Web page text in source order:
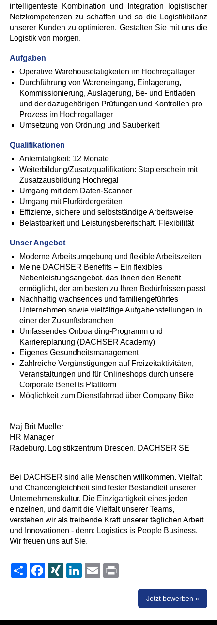
intelligenteste Kombination und Integration logistischer
Netzkompetenzen zu schaffen und so die Logistikbilanz
unserer Kunden zu optimieren. Gestalten Sie mit uns die
Logistik von morgen.
Aufgaben
Operative Warehousetätigkeiten im Hochregallager
Durchführung von Wareneingang, Einlagerung,
Kommissionierung, Auslagerung, Be- und Entladen
und der dazugehörigen Prüfungen und Kontrollen pro
Prozess im Hochregallager
Umsetzung von Ordnung und Sauberkeit
Qualifikationen
Anlerntätigkeit: 12 Monate
Weiterbildung/Zusatzqualifikation: Staplerschein mit
Zusatzausbildung Hochregal
Umgang mit dem Daten-Scanner
Umgang mit Flurfördergeräten
Effiziente, sichere und selbstständige Arbeitsweise
Belastbarkeit und Leistungsbereitschaft, Flexibilität
Unser Angebot
Moderne Arbeitsumgebung und flexible Arbeitszeiten
Meine DACHSER Benefits – Ein flexibles
Nebenleistungsangebot, das Ihnen den Benefit
ermöglicht, der am besten zu Ihren Bedürfnissen passt
Nachhaltig wachsendes und familiengeführtes
Unternehmen sowie vielfältige Aufgabenstellungen in
einer der Zukunftsbranchen
Umfassendes Onboarding-Programm und
Karriereplanung (DACHSER Academy)
Eigenes Gesundheitsmanagement
Zahlreiche Vergünstigungen auf Freizeitaktivitäten,
Veranstaltungen und für Onlineshops durch unsere
Corporate Benefits Plattform
Möglichkeit zum Dienstfahrrad über Company Bike
Maj Brit Mueller
HR Manager
Radeburg, Logistikzentrum Dresden, DACHSER SE
Bei DACHSER sind alle Menschen willkommen. Vielfalt
und Chancengleichheit sind fester Bestandteil unserer
Unternehmenskultur. Die Einzigartigkeit eines jeden
einzelnen, und damit die Vielfalt unserer Teams,
verstehen wir als treibende Kraft unserer täglichen Arbeit
und Innovationen - denn: Logistics is People Business.
Wir freuen uns auf Sie.
Share FacebookXING LinkedInEmail
Jetzt bewerben »